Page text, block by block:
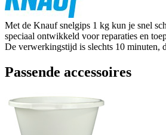
Met de Knauf snelgips 1 kg kun je snel
speciaal ontwikkeld voor reparaties en
De verwerkingstijd is slechts 10 minuten,
Passende accessoires